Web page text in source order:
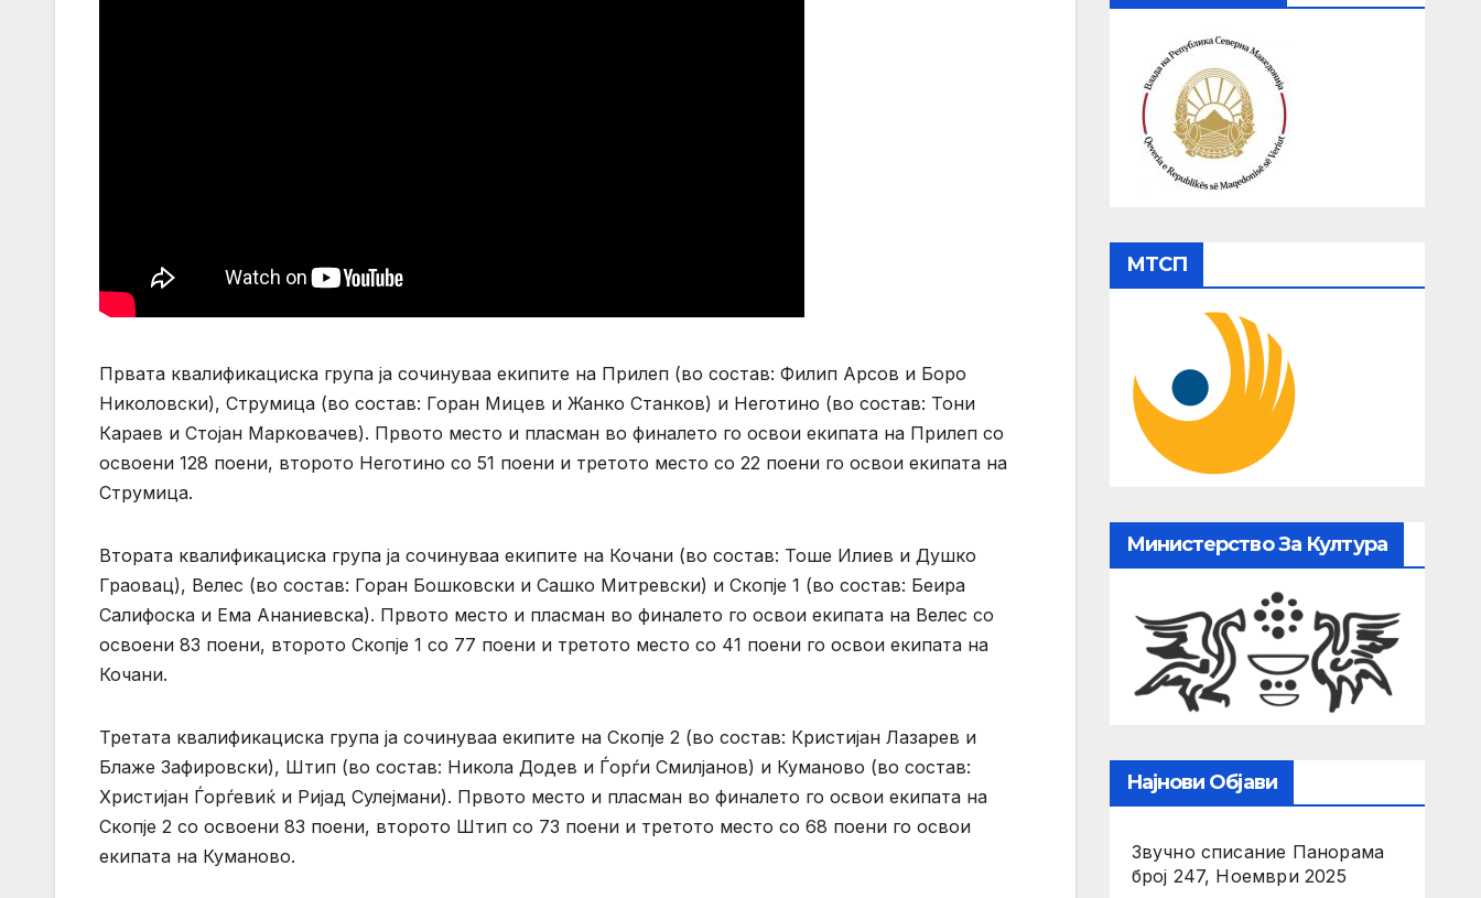
Првата квалификациска група ја сочинуваа екипите на Прилеп (во состав: Филип Арсов и Боро
Николовски), Струмица (во состав: Горан Мицев и Жанко Станков) и Неготино (во состав: Тони
Караев и Стојан Марковачев). Првото место и пласман во финалето го освои екипата на Прилеп со
освоени 128 поени, второто Неготино со 51 поени и третото место со 22 поени го освои екипата на
Струмица.
Втората квалификациска група ја сочинуваа екипите на Кочани (во состав: Тоше Илиев и Душко
Граовац), Велес (во состав: Горан Бошковски и Сашко Митревски) и Скопје 1 (во состав: Беира
Салифоска и Ема Ананиевска). Првото место и пласман во финалето го освои екипата на Велес со
освоени 83 поени, второто Скопје 1 со 77 поени и третото место со 41 поени го освои екипата на
Кочани.
Третата квалификациска група ја сочинуваа екипите на Скопје 2 (во состав: Кристијан Лазарев и
Блаже Зафировски), Штип (во состав: Никола Додев и Ѓорѓи Смилјанов) и Куманово (во состав:
Христијан Ѓорѓевиќ и Ријад Сулејмани). Првото место и пласман во финалето го освои екипата на
Скопје 2 со освоени 83 поени, второто Штип со 73 поени и третото место со 68 поени го освои
екипата на Куманово.
МТСП
Министерство За Култура
Најнови Објави
Звучно списание Панорама
број 247, Ноември 2025